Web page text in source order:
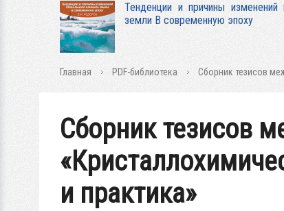
Тенденции и причины изменений
земли В современную эпоху
Главная PDF-библиотека Сборник тезисов
Сборник тезисов
и практика»